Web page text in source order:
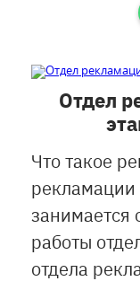
Отдел
Что такое
рекламации
занимается
работы
отдела